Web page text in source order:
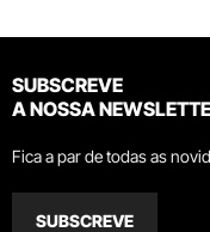
SUBSCREVE
A NOSSA
Fica a par de todas as
SUBSCREVE